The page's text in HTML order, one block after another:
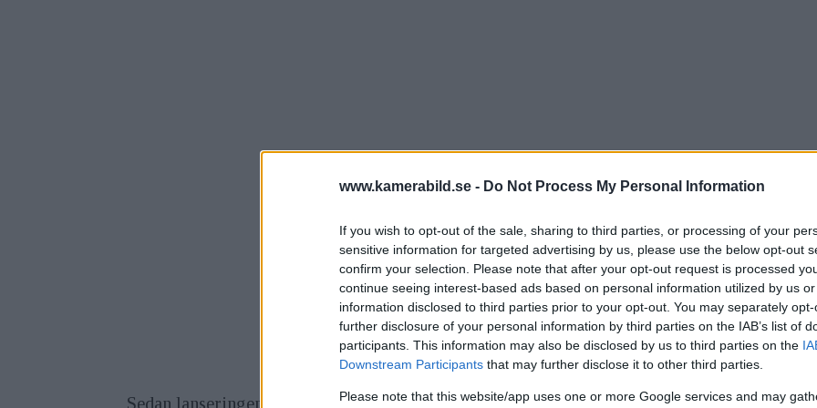
www.kamerabild.se - Do Not Process My Personal Information
If you wish to opt-out of the sale, sharing to third parties, or processing of your
sensitive information for targeted advertising by us, please use the below opt-out
confirm your selection. Please note that after your opt-out request is processed
continue seeing interest-based ads based on personal information utilized by us
information disclosed to third parties prior to your opt-out. You may separately
further disclosure of your personal information by third parties on the IAB’s list of
participants. This information may also be disclosed by us to third parties on the
Downstream Participants that may further disclose it to other third parties.
Please note that this website/app uses one or more Google services and may
Sedan lanseringen har Profotos app bara funnits med full prestanda till ios.